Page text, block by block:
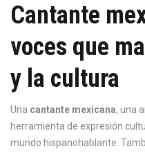
Cantante
voces que
y la cultura
Una cantante mexicana, una
herramienta de expresión
mundo hispanohablante .